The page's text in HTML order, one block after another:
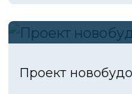
Проект